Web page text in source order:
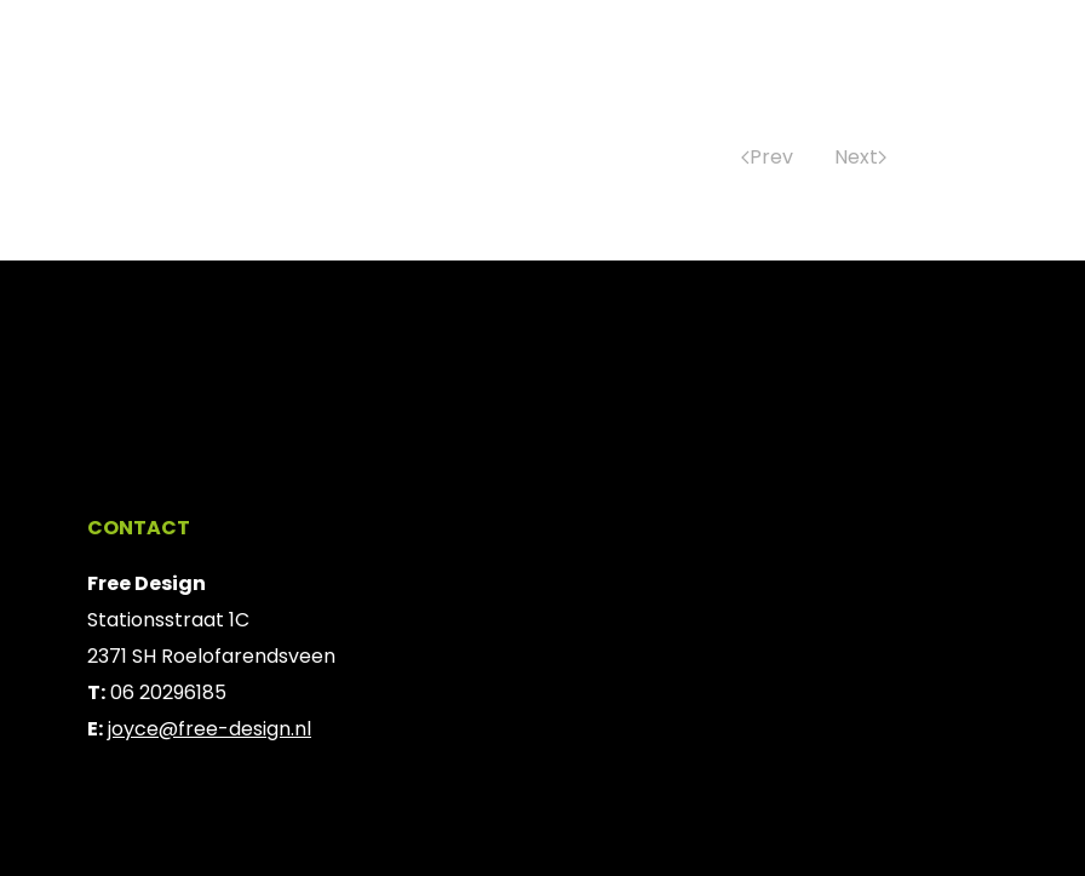
Prev Next
CONTACT
Free Design
Stationsstraat 1C
2371 SH Roelofarendsveen
T:06 20296185
E:joyce@free-design.nl